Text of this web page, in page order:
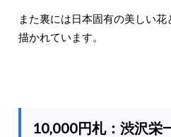
また裏には日本固有の美しい
描かれています。
10,000円札：渋沢栄